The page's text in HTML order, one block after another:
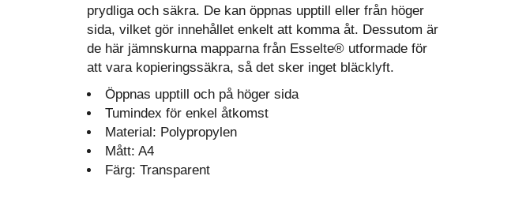
prydliga och säkra. De kan öppnas upptill eller från höger
sida, vilket gör innehållet enkelt att komma åt. Dessutom är
de här jämnskurna mapparna från Esselte® utformade för
att vara kopieringssäkra, så det sker inget bläcklyft.
Öppnas upptill och på höger sida
Tumindex för enkel åtkomst
Material: Polypropylen
Mått: A4
Färg: Transparent